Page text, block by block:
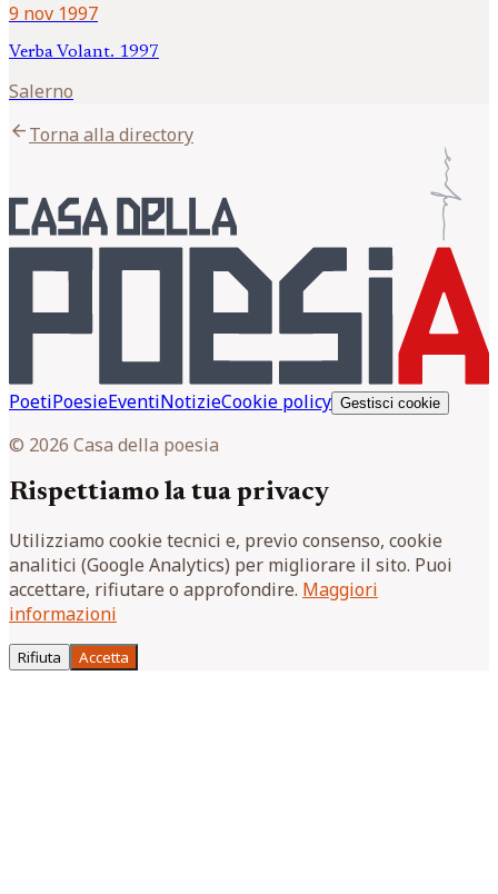
9 nov 1997
Verba Volant. 1997
Salerno
arrow_backTorna alla directory
PoetiPoesieEventiNotizieCookie policy Gestisci cookie
© 2026 Casa della poesia
Rispettiamo la tua privacy
Utilizziamo cookie tecnici e, previo consenso, cookie
analitici (Google Analytics) per migliorare il sito. Puoi
accettare, rifiutare o approfondire. Maggiori
informazioni
Rifiuta Accetta